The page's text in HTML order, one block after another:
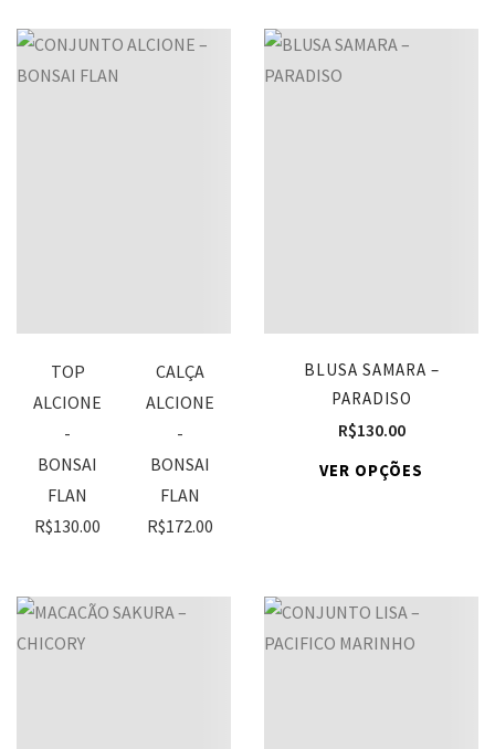
TOP
ALCIONE
-
BONSAI
FLAN
R$130.00
CALÇA
ALCIONE
-
BONSAI
FLAN
R$172.00
BLUSA SAMARA –
PARADISO
R$130.00
VER OPÇÕES